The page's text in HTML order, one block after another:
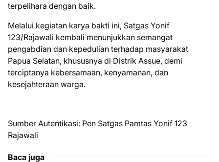
terpelihara dengan baik.
Melalui kegiatan karya bakti ini, Satgas Yonif
123/Rajawali kembali menunjukkan semangat
pengabdian dan kepedulian terhadap masyarakat
Papua Selatan, khususnya di Distrik Assue, demi
terciptanya kebersamaan, kenyamanan, dan
kesejahteraan warga.
Sumber Autentikasi: Pen Satgas Pamtas Yonif 123
Rajawali
Baca juga